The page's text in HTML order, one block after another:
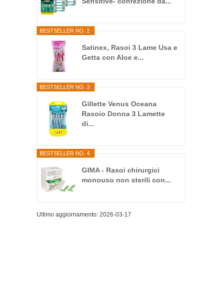
BESTSELLER NO. 2
Satinex, Rasoi 3 Lame Usa e
Getta con Aloe e...
BESTSELLER NO. 3
Gillette Venus Oceana
Rasoio Donna 3 Lamette
di...
BESTSELLER NO. 4
GIMA - Rasoi chirurgici
monouso non sterili con...
Ultimo aggiornamento: 2026-03-17